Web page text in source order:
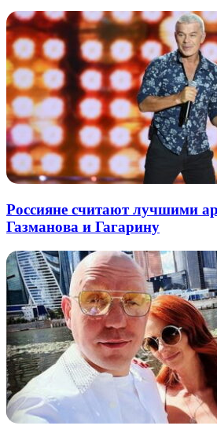
Россияне считают лучшими
Газманова и Гагарину